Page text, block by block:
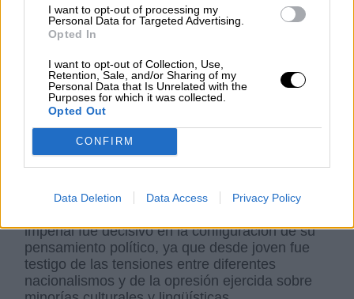
I want to opt-out of processing my
Personal Data for Targeted Advertising.
Opted In
I want to opt-out of Collection, Use,
Retention, Sale, and/or Sharing of my
Personal Data that Is Unrelated with the
Purposes for which it was collected.
Opted Out
CONFIRM
Data Deletion Data Access Privacy Policy
basando su pensamiento en valores
democráticos, cristianos y humanistas.
Primeros años y formación
Alcide De Gasperi nació el 3 de abril de 1881
en Pieve Tesino, una pequeña localidad que en
ese momento formaba parte del Imperio
lingüísticamente pertenecía a la región italiana
imperial fue decisivo en la configuración de su
pensamiento político, ya que desde joven fue
testigo de las tensiones entre diferentes
nacionalismos y de la opresión ejercida sobre